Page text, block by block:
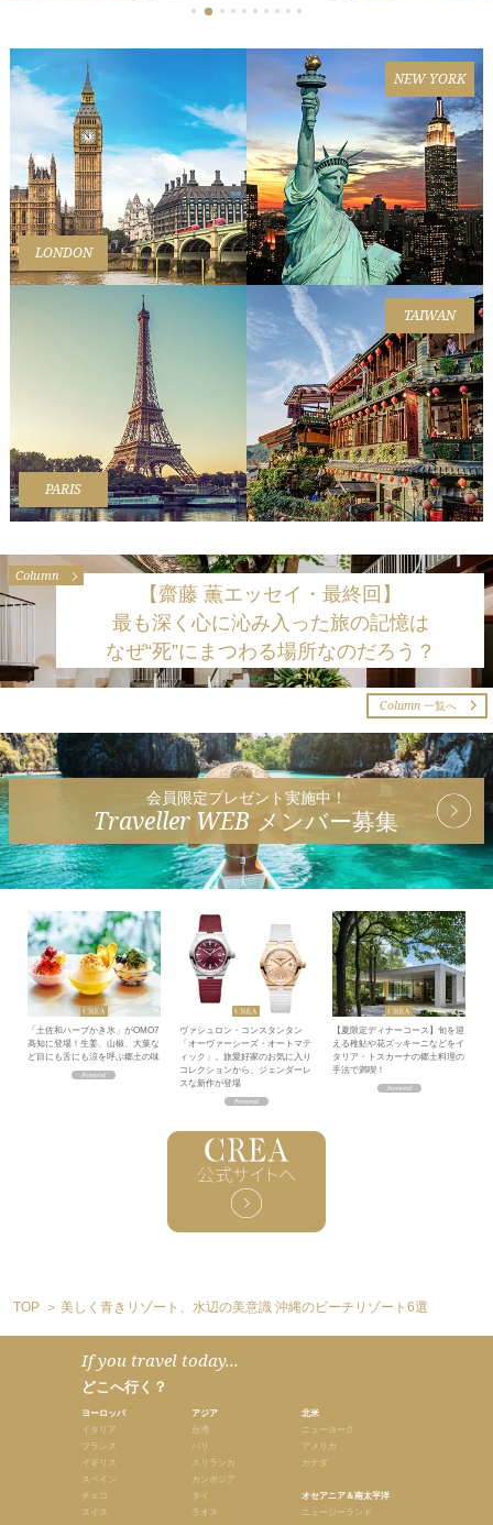
LONDON
NEW YORK
PARIS
TAIWAN
【齋藤 薫エッセイ・最終回】
最も深く心に沁み入った旅の記憶は
なぜ“死”にまつわる場所なのだろう？
Column
Column一覧へ
会員限定プレゼント実施中！
Traveller WEB メンバー募集
「土佐和ハーブかき氷」がOMO7
高知に登場！生姜、山椒、大葉な
ど目にも舌にも涼を呼ぶ郷土の味
ヴァシュロン・コンスタンタン
「オーヴァーシーズ・オートマテ
ィック」。旅愛好家のお気に入り
コレクションから、ジェンダーレ
スな新作が登場
【夏限定ディナーコース】旬を迎
える稚鮎や花ズッキーニなどをイ
タリア・トスカーナの郷土料理の
手法で満喫！
TOP 美しく青きリゾート、水辺の美意識 沖縄のビーチリゾート6選
If you travel today...
どこへ行く？
ヨーロッパ
イタリア
フランス
イギリス
スペイン
チェコ
スイス
アジア
台湾
バリ
スリランカ
カンボジア
タイ
ラオス
北米
ニューヨーク
アメリカ
カナダ
オセアニア＆南太平洋
ニュージーランド